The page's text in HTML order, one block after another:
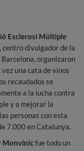
Esclerosi Múltiple
, centro divulgador de la
organizaron
una cata de vinos
recaudados se
a la lucha contra
y a mejorar la
personas con esta
7.000 en Catalunya.
Monvínicfue todo un